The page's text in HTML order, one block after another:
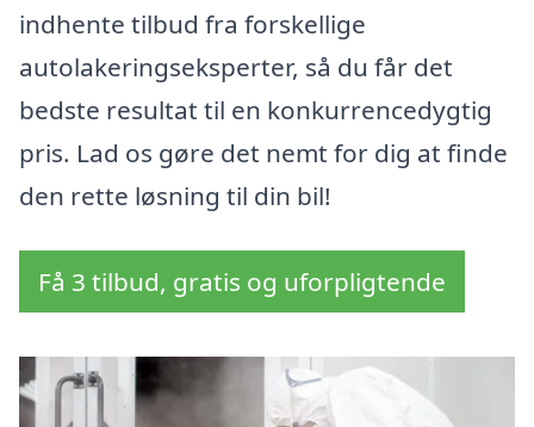
indhente tilbud fra forskellige
autolakeringseksperter, så du får det
bedste resultat til en konkurrencedygtig
pris. Lad os gøre det nemt for dig at finde
den rette løsning til din bil!
Få 3 tilbud, gratis og uforpligtende